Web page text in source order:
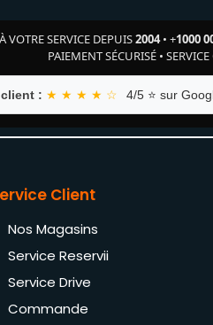
VOTRE SERVICE DEPUIS2004• +1000
PAIEMENT SÉCURISÉ •
: ★ ★ ★ ★ ☆ 4/5 ⭐ sur
Client
Nos Magasins
Service Reservii
Service Drive
Commande